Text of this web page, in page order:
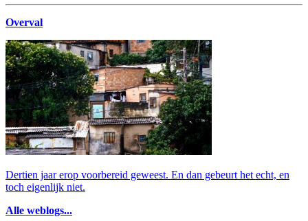
Overval
Dertien jaar erop voorbereid geweest. En dan gebeurt het echt, en
toch eigenlijk niet.
Alle weblogs...